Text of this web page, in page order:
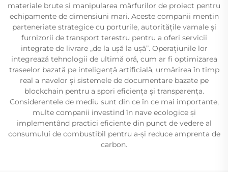
materiale brute și manipularea mărfurilor de proiect pentru
echipamente de dimensiuni mari. Aceste companii mențin
parteneriate strategice cu porturile, autoritățile vamale și
furnizorii de transport terestru pentru a oferi servicii
integrate de livrare „de la ușă la ușă”. Operațiunile lor
integrează tehnologii de ultimă oră, cum ar fi optimizarea
traseelor bazată pe inteligență artificială, urmărirea în timp
real a navelor și sistemele de documentare bazate pe
blockchain pentru a spori eficiența și transparența.
Considerentele de mediu sunt din ce în ce mai importante,
multe companii investind în nave ecologice și
implementând practici eficiente din punct de vedere al
consumului de combustibil pentru a-și reduce amprenta de
carbon.